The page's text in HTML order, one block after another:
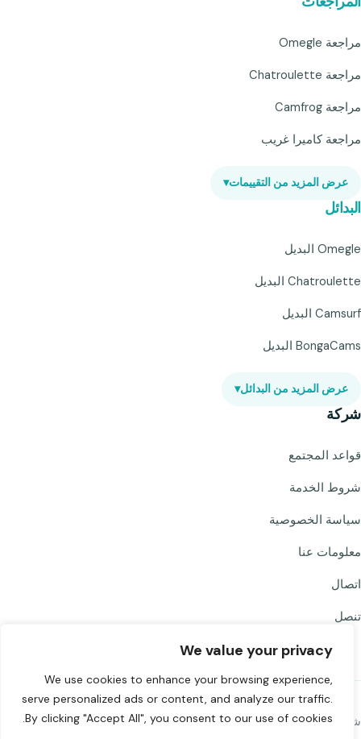
We value your privacy
We use cookies to enhance your browsing experience,
serve personalized ads or content, and analyze our traffic.
By clicking "Accept All", you consent to our use of cookies.
مراجعة Omegle
مراجعة Chatroulette
مراجعة Camfrog
مراجعة كاميرا غريب
عرض المزيد من التقييمات▾
البدائل
Omegle البديل
Chatroulette البديل
Camsurf البديل
BongaCams البديل
عرض المزيد من البدائل▾
شركة
قواعد المجتمع
شروط الخدمة
سياسة الخصوصية
معلومات عنا
اتصال
تنصل
شارك Chat to Strangers